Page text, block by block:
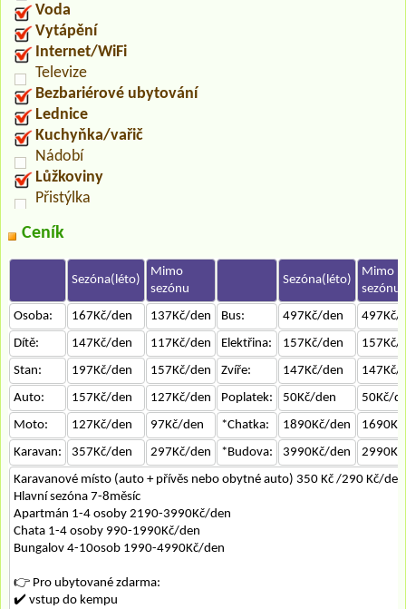
Voda
Vytápění
Internet/WiFi
Televize
Bezbariérové ubytování
Lednice
Kuchyňka/vařič
Nádobí
Lůžkoviny
Přistýlka
Ceník
Sezóna(léto)
Mimo
sezónu
Sezóna(léto)
Mimo
sezónu
Osoba:
167Kč/den 137Kč/den Bus: 497Kč/den
497Kč/
Dítě:
147Kč/den 117Kč/den Elektřina: 157Kč/den
157Kč/
Stan:
197Kč/den 157Kč/den Zvíře: 147Kč/den
147Kč/
Auto:
157Kč/den 127Kč/den Poplatek: 50Kč/den
50Kč/
Moto:
127Kč/den 97Kč/den *Chatka: 1890Kč/den
Karavan:
357Kč/den 297Kč/den *Budova: 3990Kč/den
Karavanové místo (auto + přívěs nebo obytné auto) 350 Kč /290 Kč/den
Hlavní sezóna 7-8měsíc
Apartmán 1-4 osoby 2190-3990Kč/den
Chata 1-4 osoby 990-1990Kč/den
Bungalov 4-10osob 1990-4990Kč/den
👉 Pro ubytované zdarma:
✔️ vstup do kempu